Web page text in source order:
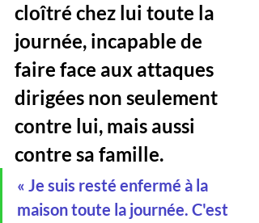
cloîtré chez lui toute la
journée, incapable de
faire face aux attaques
dirigées non seulement
contre lui, mais aussi
contre sa famille.
« Je suis resté enfermé à la
maison toute la journée. C'est